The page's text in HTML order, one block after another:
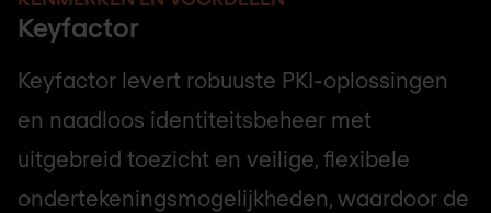
Keyfactor
Keyfactor levert robuuste PKI-oplossingen
en naadloos identiteitsbeheer met
uitgebreid toezicht en veilige, flexibele
ondertekeningsmogelijkheden, waardoor de